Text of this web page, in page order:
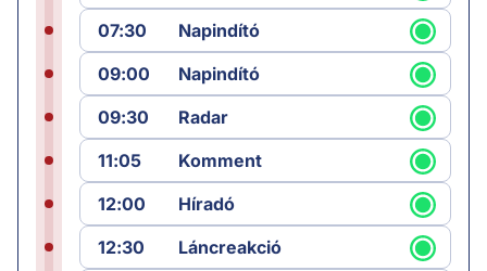
07:30
Napindító
09:00
Napindító
09:30
Radar
11:05
Komment
12:00
Híradó
12:30
Láncreakció